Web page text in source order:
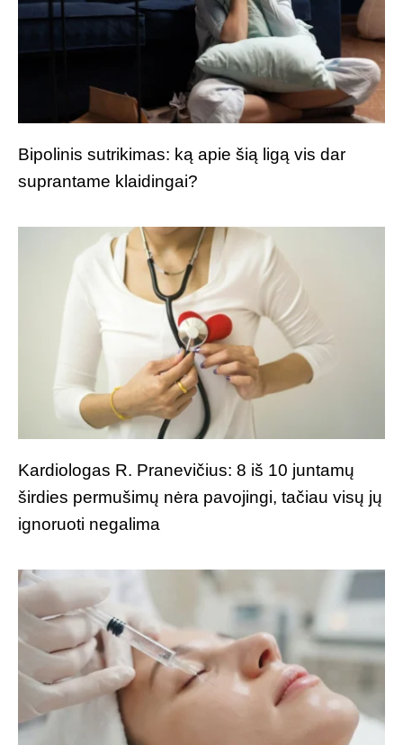
Bipolinis sutrikimas: ką apie šią ligą vis dar
suprantame klaidingai?
Kardiologas R. Pranevičius: 8 iš 10 juntamų
širdies permušimų nėra pavojingi, tačiau visų jų
ignoruoti negalima